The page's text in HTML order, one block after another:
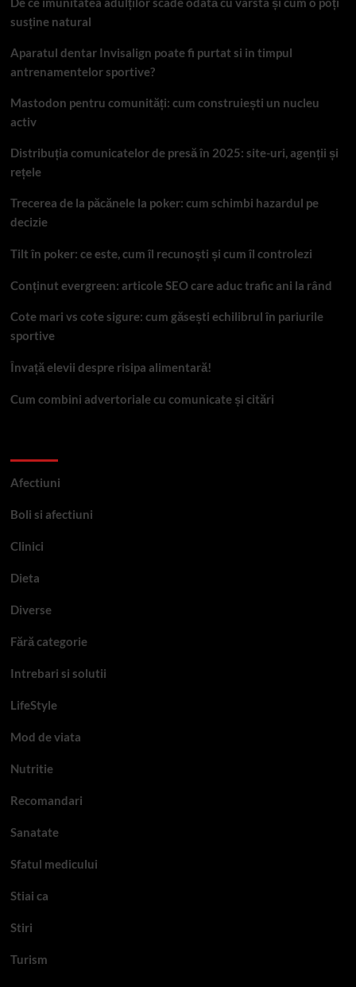
susține natural
Aparatul dentar Invisalign poate fi purtat si in timpul
antrenamentelor sportive?
Mastodon pentru comunități: cum construiești un nucleu
activ
Distribuția comunicatelor de presă în 2025: site-uri, agenții și
rețele
Trecerea de la păcănele la poker: cum schimbi hazardul pe
decizie
Tilt în poker: ce este, cum îl recunoști și cum îl controlezi
Conținut evergreen: articole SEO care aduc trafic ani la rând
Cote mari vs cote sigure: cum găsești echilibrul în pariurile
sportive
Învață elevii despre risipa alimentară!
Cum combini advertoriale cu comunicate și citări
Afectiuni
Boli si afectiuni
Clinici
Dieta
Diverse
Fără categorie
Intrebari si solutii
LifeStyle
Mod de viata
Nutritie
Recomandari
Sanatate
Sfatul medicului
Stiai ca
Stiri
Turism